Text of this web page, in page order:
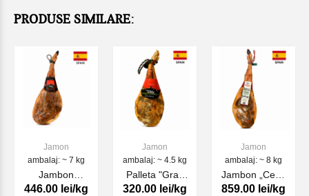
PRODUSE SIMILARE:
Jamon
ambalaj: ~ 7 kg
Jambon
INTREG "Seron
446.00 lei/kg
Jamon
ambalaj: ~ 4.5 kg
Palleta "Gran
Reserva Seron”
320.00 lei/kg
Jamon
ambalaj: ~ 8 kg
Jambon „Cebo
de Campo
859.00 lei/kg